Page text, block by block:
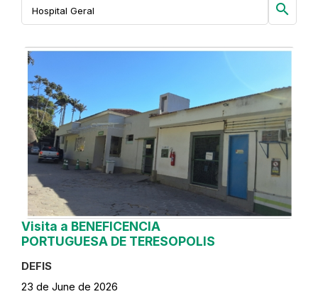
search
Visita a BENEFICENCIA
PORTUGUESA DE TERESOPOLIS
DEFIS
23 de June de 2026